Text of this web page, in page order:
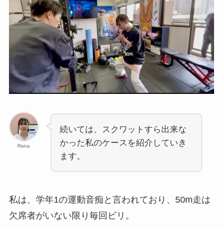
Rana
続いては、スクワットすら出来な
かった私のケースを紹介していき
ます。
私は、学年1の運動音痴と言われており、50m走は
欠席者がいない限り毎回ビリ。